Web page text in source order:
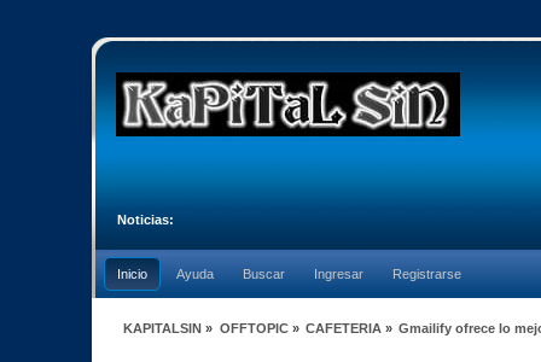
Noticias:
Inicio Ayuda Buscar Ingresar Registrarse
KAPITALSIN » OFFTOPIC» CAFETERIA» Gmailify ofrece lo